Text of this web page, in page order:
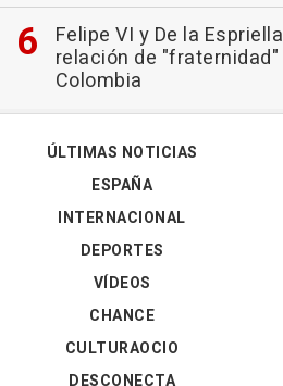
Felipe VI y De la
relación de
Colombia
ÚLTIMAS NOTICIAS
ESPAÑA
INTERNACIONAL
DEPORTES
VÍDEOS
CHANCE
CULTURAOCIO
DESCONECTA